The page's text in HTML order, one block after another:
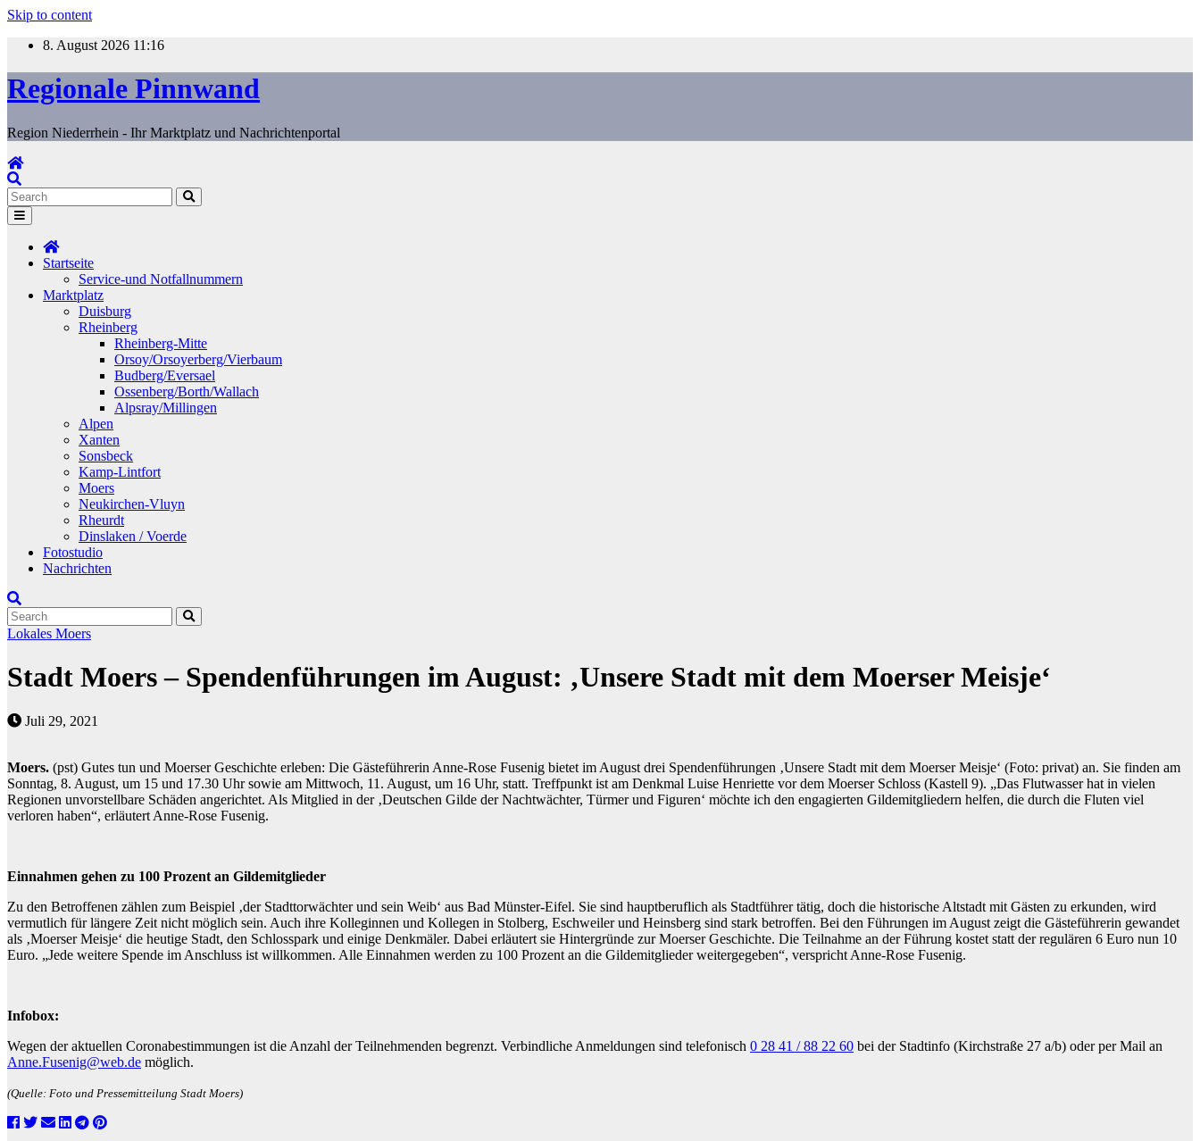
Skip to content
8. August 2026 11:16
Regionale Pinnwand
Region Niederrhein - Ihr Marktplatz und Nachrichtenportal
Startseite
Service-und Notfallnummern
Marktplatz
Duisburg
Rheinberg
Rheinberg-Mitte
Orsoy/Orsoyerberg/Vierbaum
Budberg/Eversael
Ossenberg/Borth/Wallach
Alpsray/Millingen
Alpen
Xanten
Sonsbeck
Kamp-Lintfort
Moers
Neukirchen-Vluyn
Rheurdt
Dinslaken / Voerde
Fotostudio
Nachrichten
Lokales Moers
Stadt Moers – Spendenführungen im August: ‚Unsere Stadt mit dem Moerser Meisje‘
Juli 29, 2021
Moers. (pst) Gutes tun und Moerser Geschichte erleben: Die Gästeführerin Anne-Rose Fusenig bietet im August drei Spendenführungen ‚Unsere Stadt mit dem Moerser Meisje‘ (Foto: privat) an. Sie finden am
Sonntag, 8. August, um 15 und 17.30 Uhr sowie am Mittwoch, 11. August, um 16 Uhr, statt. Treffpunkt ist am Denkmal Luise Henriette vor dem Moerser Schloss (Kastell 9). „Das Flutwasser hat in vielen
Regionen unvorstellbare Schäden angerichtet. Als Mitglied in der ‚Deutschen Gilde der Nachtwächter, Türmer und Figuren‘ möchte ich den engagierten Gildemitgliedern helfen, die durch die Fluten viel
verloren haben“, erläutert Anne-Rose Fusenig.
Einnahmen gehen zu 100 Prozent an Gildemitglieder
Zu den Betroffenen zählen zum Beispiel ‚der Stadttorwächter und sein Weib‘ aus Bad Münster-Eifel. Sie sind hauptberuflich als Stadtführer tätig, doch die historische Altstadt mit Gästen zu erkunden, wird
vermutlich für längere Zeit nicht möglich sein. Auch ihre Kolleginnen und Kollegen in Stolberg, Eschweiler und Heinsberg sind stark betroffen. Bei den Führungen im August zeigt die Gästeführerin gewandet
als ‚Moerser Meisje‘ die heutige Stadt, den Schlosspark und einige Denkmäler. Dabei erläutert sie Hintergründe zur Moerser Geschichte. Die Teilnahme an der Führung kostet statt der regulären 6 Euro nun 10
Euro. „Jede weitere Spende im Anschluss ist willkommen. Alle Einnahmen werden zu 100 Prozent an die Gildemitglieder weitergegeben“, verspricht Anne-Rose Fusenig.
Infobox:
Wegen der aktuellen Coronabestimmungen ist die Anzahl der Teilnehmenden begrenzt. Verbindliche Anmeldungen sind telefonisch 0 28 41 / 88 22 60 bei der Stadtinfo (Kirchstraße 27 a/b) oder per Mail an
Anne.Fusenig@web.de möglich.
(Quelle: Foto und Pressemitteilung Stadt Moers)